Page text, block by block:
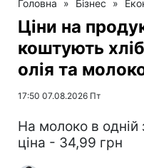
Головна » Бізнес »
Ціни на
коштують
олія та
17:50 07.08.2026 Пт
На молоко в одній
ціна - 34,99 грн